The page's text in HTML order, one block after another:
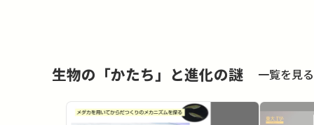
生物の「かたち」と進化の謎 一覧を見る